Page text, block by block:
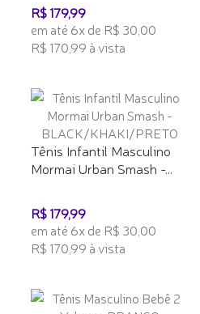
R$ 179,99
em até 6x de R$ 30,00
R$ 170,99 à vista
Tênis Infantil Masculino
Mormai Urban Smash -...
R$ 179,99
em até 6x de R$ 30,00
R$ 170,99 à vista